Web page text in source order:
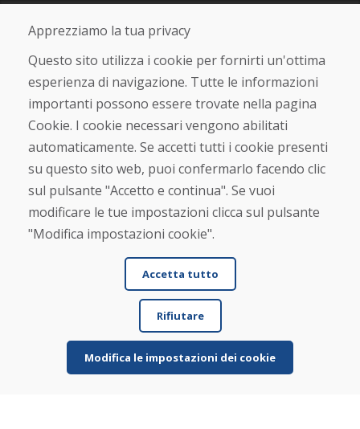
Linea di assistenza
+421 919 282 306
Chi siamo
Chi siamo
Negozio
Contatto
Acquistare
Negozio online
Spedizione e pagamento
Rimostranza
Reso e cambio merce
Protezione dei dati personali
Verificato dai clienti
Apprezziamo la tua privacy
Questo sito utilizza i cookie per fornirti un'ottima
esperienza di navigazione. Tutte le informazioni
importanti possono essere trovate nella pagina
Cookie. I cookie necessari vengono abilitati
automaticamente. Se accetti tutti i cookie presenti
su questo sito web, puoi confermarlo facendo clic
sul pulsante "Accetto e continua". Se vuoi
modificare le tue impostazioni clicca sul pulsante
"Modifica impostazioni cookie".
Accetta tutto
Rifiutare
Modifica le impostazioni dei cookie